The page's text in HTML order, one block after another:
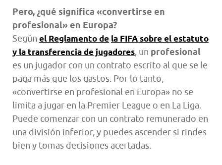
Pero, ¿qué significa «convertirse en
profesional» en Europa?
Según el Reglamento de la FIFA sobre el estatuto
y la transferencia de jugadores, un profesional
es un jugador con un contrato escrito al que se le
paga más que los gastos. Por lo tanto,
«convertirse en profesional en Europa» no se
limita a jugar en la Premier League o en La Liga.
Puede comenzar con un contrato remunerado en
una división inferior, y puedes ascender si rindes
bien y tomas decisiones acertadas.